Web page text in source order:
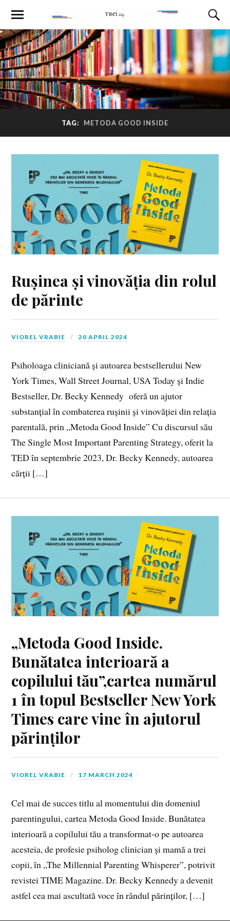
TAG: METODA GOOD INSIDE
Rușinea și vinovăția din rolul
de părinte
VIOREL VRABIE 20 APRIL 2024
Psiholoaga cliniciană și autoarea bestsellerului New
York Times, Wall Street Journal, USA Today și Indie
Bestseller, Dr. Becky Kennedy oferă un ajutor
substanțial în combaterea rușinii și vinovăției din relația
parentală, prin „Metoda Good Inside” Cu discursul său
The Single Most Important Parenting Strategy, oferit la
TED în septembrie 2023, Dr. Becky Kennedy, autoarea
cărții […]
„Metoda Good Inside.
Bunătatea interioară a
copilului tău”,cartea numărul
1 în topul Bestseller New York
Times care vine în ajutorul
părinților
VIOREL VRABIE 17 MARCH 2024
Cel mai de succes titlu al momentului din domeniul
parentingului, cartea Metoda Good Inside. Bunătatea
interioară a copilului tău a transformat-o pe autoarea
acesteia, de profesie psiholog clinician și mamă a trei
copii, în „The Millennial Parenting Whisperer”, potrivit
revistei TIME Magazine. Dr. Becky Kennedy a devenit
astfel cea mai ascultată voce în rândul părinților, […]